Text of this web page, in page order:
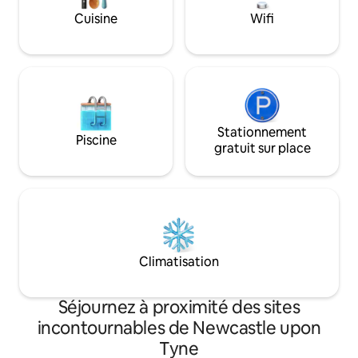
des chutes d'eau.
James's Park et
départ de la
Cuisine Wifi
Piscine
Stationnement
gratuit sur place
Climatisation
Séjournez à proximité des sites
incontournables de Newcastle upon
Tyne